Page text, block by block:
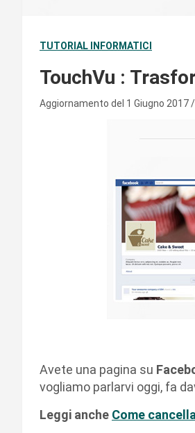
TUTORIAL INFORMATICI
TouchVu :
Aggiornamento del 1 Giugno 2017
Avete una pagina su
vogliamo parlarvi oggi, fa
Leggi anche Come